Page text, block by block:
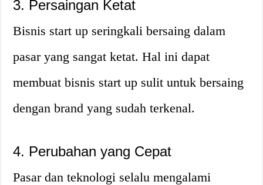
3. Persaingan Ketat
Bisnis start up seringkali bersaing dalam
pasar yang sangat ketat. Hal ini dapat
membuat bisnis start up sulit untuk bersaing
dengan brand yang sudah terkenal.
4. Perubahan yang Cepat
Pasar dan teknologi selalu mengalami